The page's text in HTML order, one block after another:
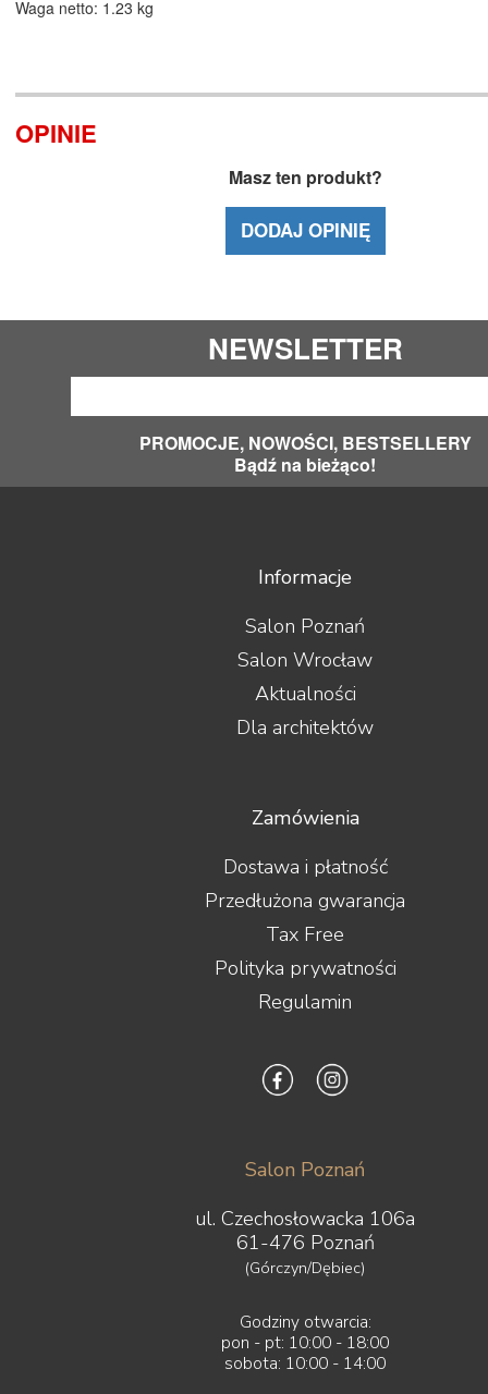
Waga netto: 1.23 kg
OPINIE
Masz ten produkt?
DODAJ OPINIĘ
NEWSLETTER
PROMOCJE, NOWOŚCI, BESTSELLERY
Bądź na bieżąco!
Informacje
Salon Poznań
Salon Wrocław
Aktualności
Dla architektów
Zamówienia
Dostawa i płatność
Przedłużona gwarancja
Tax Free
Polityka prywatności
Regulamin
Salon Poznań
ul. Czechosłowacka 106a
61-476 Poznań
(Górczyn/Dębiec)
Godziny otwarcia:
pon - pt: 10:00 - 18:00
sobota: 10:00 - 14:00